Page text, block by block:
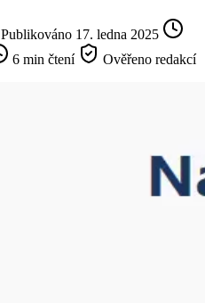
Publikováno 17. ledna 2025
6 min čtení Ověřeno redakcí